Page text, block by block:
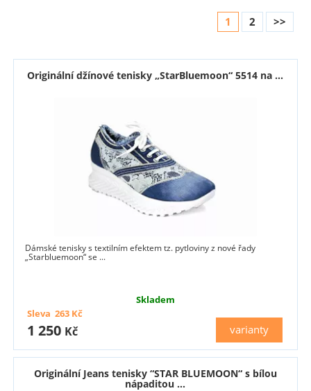
1 2 >>
Originální džínové tenisky „StarBluemoon“ 5514 na ...
Dámské tenisky s textilním efektem tz. pytloviny z nové řady
„Starbluemoon“ se ...
Skladem
varianty
1 250 Kč
Sleva 263 Kč
Originální Jeans tenisky “STAR BLUEMOON“ s bílou
nápaditou ...